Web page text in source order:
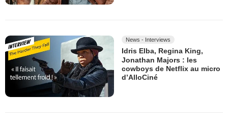
News - Interviews
Idris Elba, Regina King,
Jonathan Majors : les
cowboys de Netflix au micro
d’AlloCiné